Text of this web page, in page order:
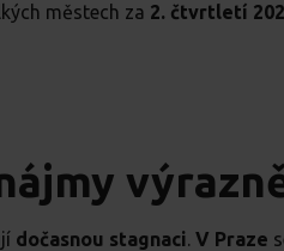
městech za 2. čtvrtletí
dočasnou stagnaci. V Praze